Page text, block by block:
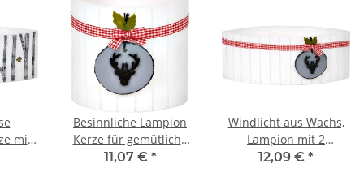
mit
Besinnliche Lampion
Kerze für gemütliche
Winterabende
11,07 € *
Windlicht aus Wachs,
Lampion mit 2
Teelichter zu
12,09 € *